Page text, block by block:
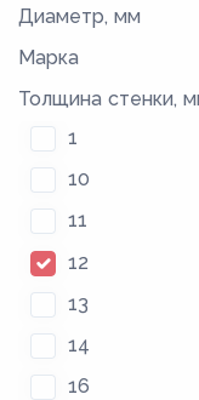
Диаметр, мм
Марка
Толщина стенки,
1
10
11
12
13
14
16